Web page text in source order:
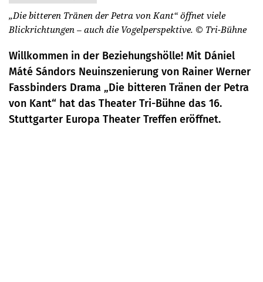
„Die bitteren Tränen der Petra von Kant“ öffnet viele
Blickrichtungen – auch die Vogelperspektive. © Tri-Bühne
Willkommen in der Beziehungshölle! Mit Dániel
Máté Sándors Neuinszenierung von Rainer Werner
Fassbinders Drama „Die bitteren Tränen der Petra
von Kant“ hat das Theater Tri-Bühne das 16.
Stuttgarter Europa Theater Treffen eröffnet.